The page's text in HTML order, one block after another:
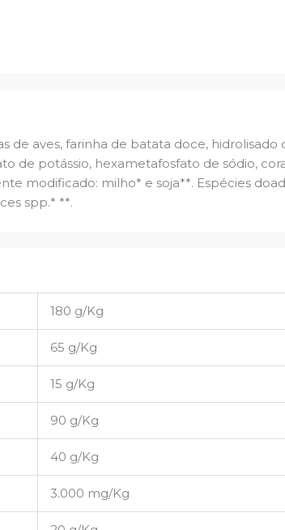
de aves, farinha de batata doce,
de potássio, hexametafosfato de sódio,
modificado: milho* e soja**. Espécies
spp.* **.
180 g/Kg
65 g/Kg
15 g/Kg
90 g/Kg
40 g/Kg
3.000 mg/Kg